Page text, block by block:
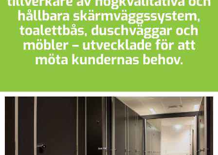
hållbara skärmväggssystem,
toalettbås, duschväggar och
möbler – utvecklade för att
möta kundernas behov.